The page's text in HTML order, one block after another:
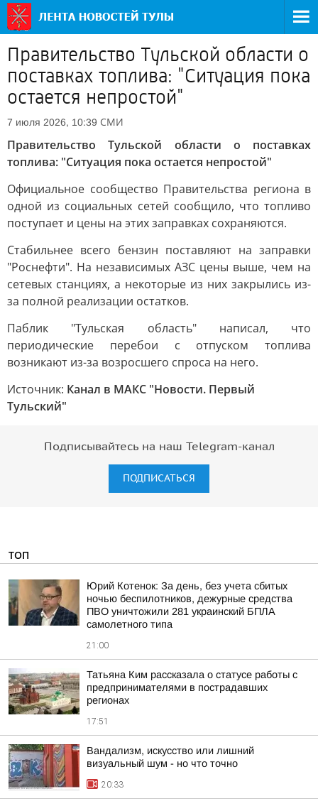
Правительство Тульской области о
поставках топлива: "Ситуация пока
остается непростой"
7 июля 2026, 10:39 СМИ
Правительство Тульской области о поставках
топлива: "Ситуация пока остается непростой"
Официальное сообщество Правительства региона в
одной из социальных сетей сообщило, что топливо
поступает и цены на этих заправках сохраняются.
Стабильнее всего бензин поставляют на заправки
"Роснефти". На независимых АЗС цены выше, чем на
сетевых станциях, а некоторые из них закрылись из-
за полной реализации остатков.
Паблик "Тульская область" написал, что
периодические перебои с отпуском топлива
возникают из-за возросшего спроса на него.
Источник: Канал в МАКС "Новости. Первый
Тульский"
Подписывайтесь на наш Telegram-канал
ПОДПИСАТЬСЯ
ТОП
Юрий Котенок: За день, без учета сбитых
ночью беспилотников, дежурные средства
ПВО уничтожили 281 украинский БПЛА
самолетного типа
21:00
Татьяна Ким рассказала о статусе работы с
предпринимателями в пострадавших
регионах
17:51
Вандализм, искусство или лишний
визуальный шум - но что точно
20:33